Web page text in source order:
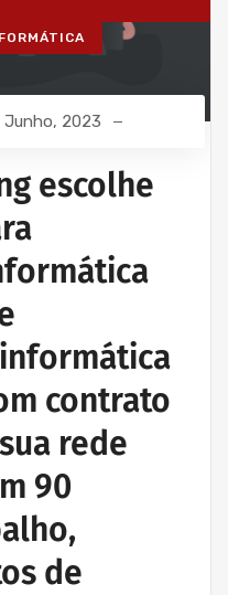
Junho, 2023
escolhe
contrato
rede
90
de